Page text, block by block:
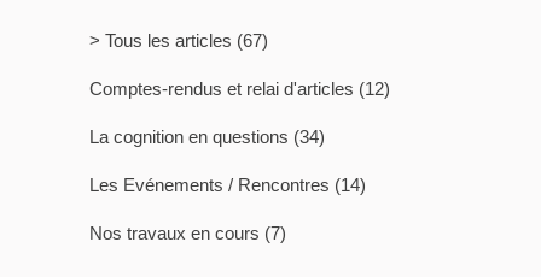
> Tous les articles (67)
Comptes-rendus et relai d'articles (12)
La cognition en questions (34)
Les Evénements / Rencontres (14)
Nos travaux en cours (7)